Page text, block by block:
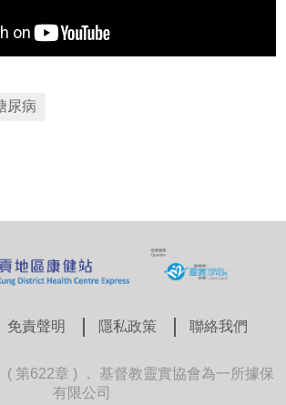
尿病
免責聲明 隱私政策 聯絡我們
( 第622章 ) ． 基督教靈實協會為一所據保
有限公司